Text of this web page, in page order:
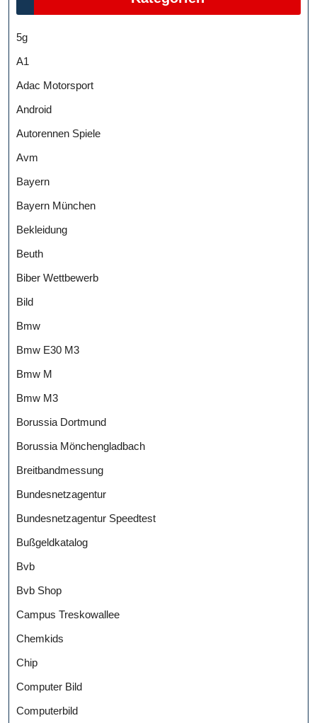
5g
A1
Adac Motorsport
Android
Autorennen Spiele
Avm
Bayern
Bayern München
Bekleidung
Beuth
Biber Wettbewerb
Bild
Bmw
Bmw E30 M3
Bmw M
Bmw M3
Borussia Dortmund
Borussia Mönchengladbach
Breitbandmessung
Bundesnetzagentur
Bundesnetzagentur Speedtest
Bußgeldkatalog
Bvb
Bvb Shop
Campus Treskowallee
Chemkids
Chip
Computer Bild
Computerbild